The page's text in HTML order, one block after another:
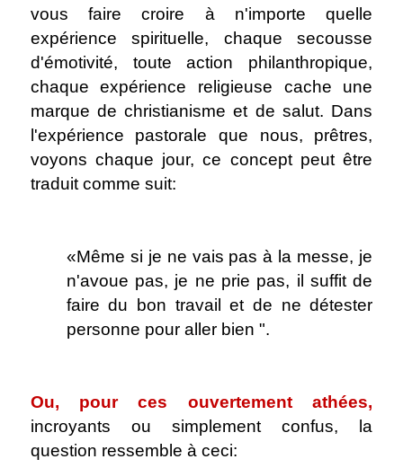
vous faire croire à n'importe quelle
expérience spirituelle, chaque secousse
d'émotivité, toute action philanthropique,
chaque expérience religieuse cache une
marque de christianisme et de salut. Dans
l'expérience pastorale que nous, prêtres,
voyons chaque jour, ce concept peut être
traduit comme suit:
«Même si je ne vais pas à la messe, je
n'avoue pas, je ne prie pas, il suffit de
faire du bon travail et de ne détester
personne pour aller bien ".
Ou, pour ces ouvertement athées,
incroyants ou simplement confus, la
question ressemble à ceci: